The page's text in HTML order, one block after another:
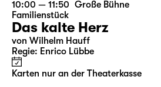
So 27.12.
18:00 — 19:25 Große Bühne
Was ihr wollt (A
Version)